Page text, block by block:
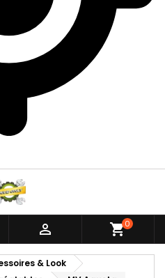
 shopping_cart0
& Look